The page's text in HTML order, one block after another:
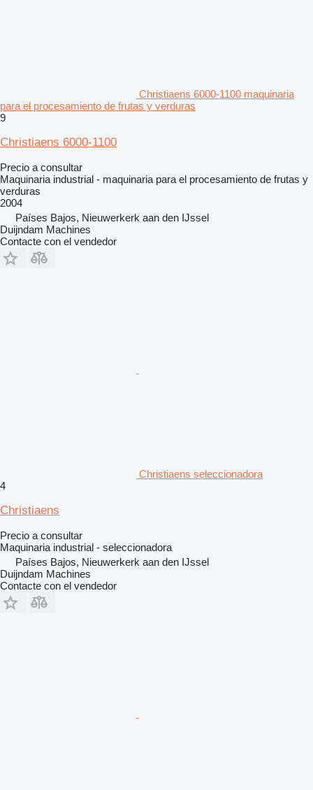
Christiaens 6000-1100 maquinaria
para el procesamiento de frutas y verduras
9
Christiaens 6000-1100
Precio a consultar
Maquinaria industrial - maquinaria para el procesamiento de frutas y
verduras
2004
Países Bajos, Nieuwerkerk aan den IJssel
Duijndam Machines
Contacte con el vendedor
Christiaens seleccionadora
4
Christiaens
Precio a consultar
Maquinaria industrial - seleccionadora
Países Bajos, Nieuwerkerk aan den IJssel
Duijndam Machines
Contacte con el vendedor